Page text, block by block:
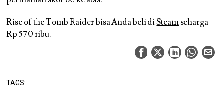
Rise of the Tomb Raider bisa Anda beli diSteamseharga
Rp 570 ribu.
TAGS: